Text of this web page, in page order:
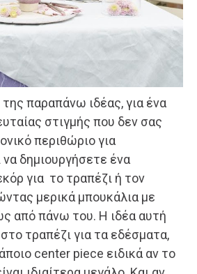
παραπάνω ιδέας, για ένα
στιγμής που δεν σας
περιθώριο για
να δημιουργήσετε ένα
για το τραπέζι ή τον
μερικά μπουκάλια με
από πάνω του. Η ιδέα αυτή
τραπέζι για τα εδέσματα,
center piece ειδικά αν το